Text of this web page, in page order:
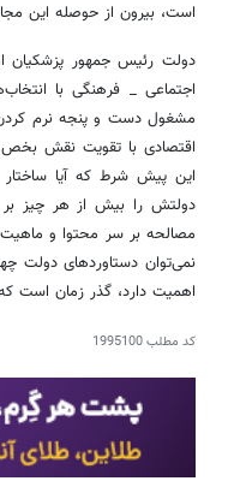
است، بیرون از حوصله این
دولت رئیس جمهور پزشکیان
اجتماعی _ فرهنگی با
مشغول دست و پنجه نرم
اقتصادی با تقویت نقش بخص
این پیش شرط که آیا
دولتش را بیش از هر چیز
مصالحه بر سر محتوا و ماهیت
نمی‌توان دستاوردهای دولت
اهمیت دارد، گذر زمان است
کد مطلب1995100